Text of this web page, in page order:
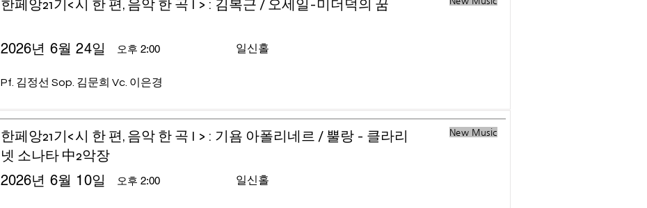
한페앙21기<시 한 편, 음악 한 곡 I > : 김복근 / 오세일-미더덕의 꿈
오후 2:00
2026년 6월 24일 일신홀
Pf. 김정선 Sop. 김문희 Vc. 이은경
New Music
한페앙21기<시 한 편, 음악 한 곡 I > : 기욤 아폴리네르 / 뿔랑 - 클라리
넷 소나타 中2악장
오후 2:00
2026년 6월 10일 일신홀